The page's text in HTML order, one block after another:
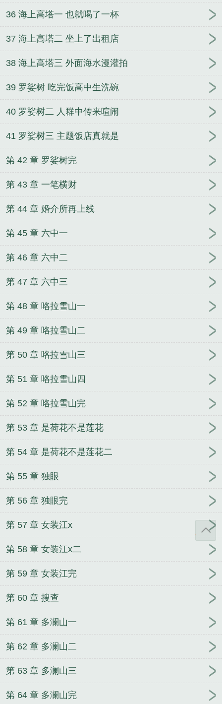
36 海上高塔一 也就喝了一杯
37 海上高塔二 坐上了出租店
38 海上高塔三 外面海水漫灌拍
39 罗娑树 吃完饭高中生洗碗
40 罗娑树二 人群中传来喧闹
41 罗娑树三 主题饭店真就是
第 42 章 罗娑树完
第 43 章 一笔横财
第 44 章 婚介所再上线
第 45 章 六中一
第 46 章 六中二
第 47 章 六中三
第 48 章 咯拉雪山一
第 49 章 咯拉雪山二
第 50 章 咯拉雪山三
第 51 章 咯拉雪山四
第 52 章 咯拉雪山完
第 53 章 是荷花不是莲花
第 54 章 是荷花不是莲花二
第 55 章 独眼
第 56 章 独眼完
第 57 章 女装江x
第 58 章 女装江x二
第 59 章 女装江完
第 60 章 搜查
第 61 章 多澜山一
第 62 章 多澜山二
第 63 章 多澜山三
第 64 章 多澜山完